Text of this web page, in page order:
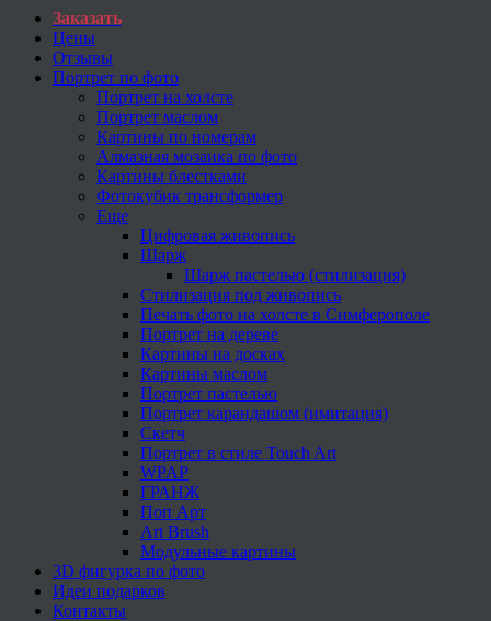
Заказать
Цены
Отзывы
Портрет по фото
Портрет на холсте
Портрет маслом
Картины по номерам
Алмазная мозаика по фото
Картины блестками
Фотокубик трансформер
Еще
Цифровая живопись
Шарж
Шарж пастелью (стилизация)
Стилизация под живопись
Печать фото на холсте в Симферополе
Портрет на дереве
Картины на досках
Картины маслом
Портрет пастелью
Портрет карандашом (имитация)
Скетч
Портрет в стиле Touch Art
WPAP
ГРАНЖ
Поп Арт
Art Brush
Модульные картины
3D фигурка по фото
Идеи подарков
Контакты